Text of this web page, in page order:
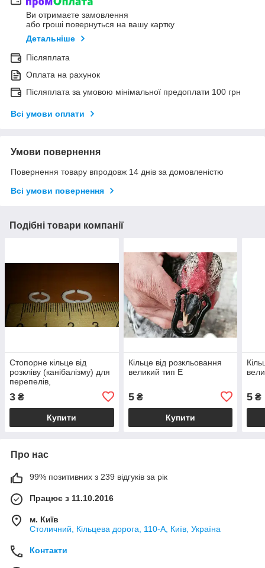
Ви отримаєте замовлення
або гроші повернуться на вашу картку
Детальніше
Післяплата
Оплата на рахунок
Післяплата за умовою мінімальної предоплати 100 грн
Всі умови оплати
Умови повернення
Повернення товару впродовж 14 днів за домовленістю
Всі умови повернення
Подібні товари компанії
Стопорне кільце від
розкліву (канібалізму) для
перепелів,
курей,курапаток і фазанів
(середнє) 1,5 см
3 ₴
Купити
Кільце від розкльовання
великий тип Е
5₴
Купити
5 ₴
Про нас
99% позитивних з 239 відгуків за рік
Працює з 11.10.2016
м. Київ
Столичний, Кільцева дорога, 110-А, Київ, Україна
Контакти